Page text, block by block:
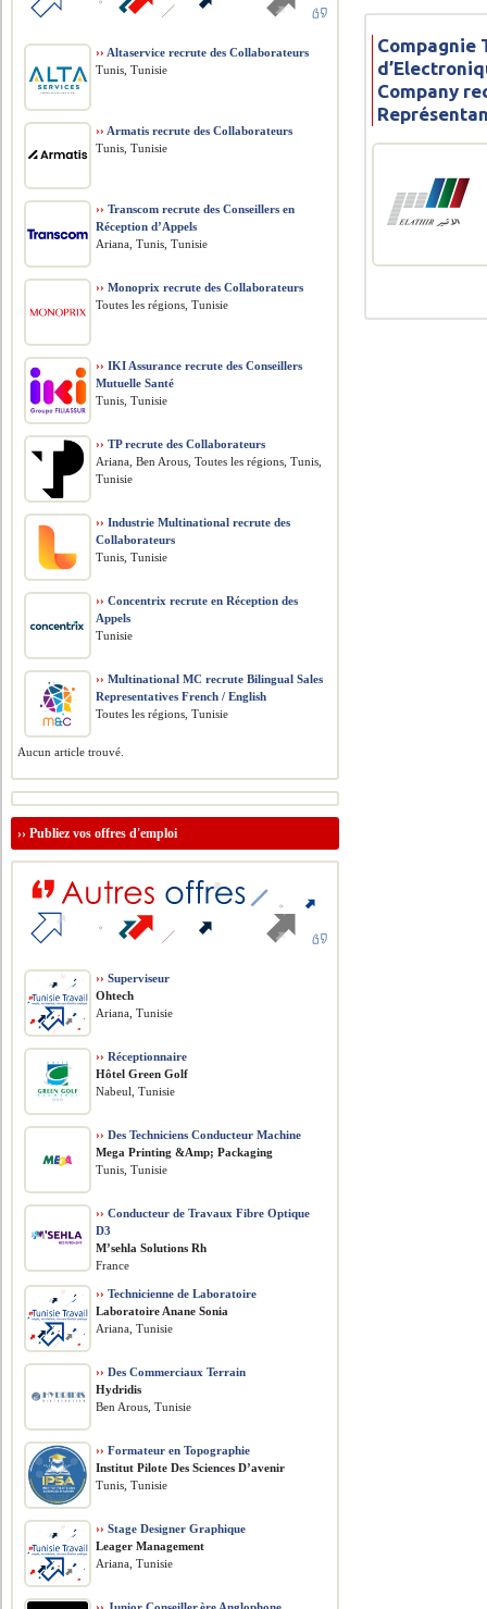
Compagnie
Company
›› Altaservice recrute des Collaborateurs
Tunis, Tunisie
›› Armatis recrute des Collaborateurs
Tunis, Tunisie
›› Transcom recrute des Conseillers en
Réception d’Appels
Ariana, Tunis, Tunisie
›› Monoprix recrute des Collaborateurs
Toutes les régions, Tunisie
›› IKI Assurance recrute des Conseillers
Mutuelle Santé
Tunis, Tunisie
›› TP recrute des Collaborateurs
Ariana, Ben Arous, Toutes les régions, Tunis,
Tunisie
›› Industrie Multinational recrute des
Collaborateurs
Tunis, Tunisie
›› Concentrix recrute en Réception des
Appels
Tunisie
›› Multinational MC recrute Bilingual Sales
Representatives French / English
Toutes les régions, Tunisie
Aucun article trouvé.
››Publiez vos offres d'emploi
›› Superviseur
Ohtech
Ariana, Tunisie
›› Réceptionnaire
Hôtel Green Golf
Nabeul, Tunisie
›› Des Techniciens Conducteur Machine
Mega Printing &Amp; Packaging
Tunis, Tunisie
›› Conducteur de Travaux Fibre Optique
D3
M’sehla Solutions Rh
France
›› Technicienne de Laboratoire
Laboratoire Anane Sonia
Ariana, Tunisie
›› Des Commerciaux Terrain
Hydridis
Ben Arous, Tunisie
›› Formateur en Topographie
Institut Pilote Des Sciences D’avenir
Tunis, Tunisie
›› Stage Designer Graphique
Leager Management
Ariana, Tunisie